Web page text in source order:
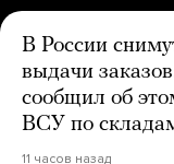
В России
выдачи
сообщил об
ВСУ по
11 часов назад